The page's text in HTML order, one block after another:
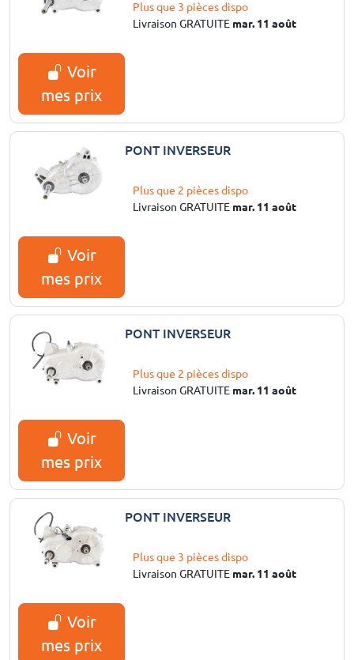
Plus que 3 pièces dispo
Livraison GRATUITE mar. 11 août
Voir
mes prix
PONT INVERSEUR
Plus que 2 pièces dispo
Livraison GRATUITE mar. 11 août
Voir
mes prix
PONT INVERSEUR
Plus que 2 pièces dispo
Livraison GRATUITE mar. 11 août
Voir
mes prix
PONT INVERSEUR
Plus que 3 pièces dispo
Livraison GRATUITE mar. 11 août
Voir
mes prix